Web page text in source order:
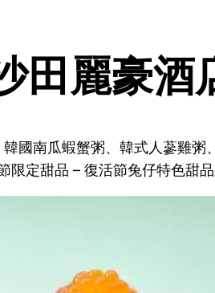
田麗豪
國南瓜蝦蟹粥、韓式人蔘雞
定甜品 – 復活節兔仔特色甜